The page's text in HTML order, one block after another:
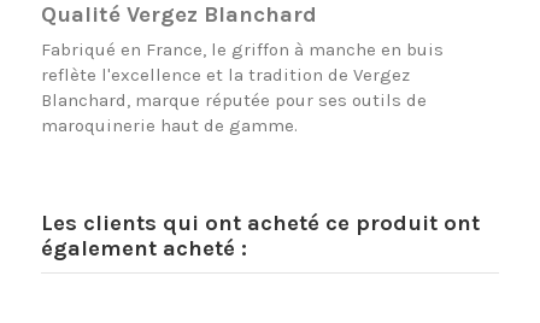
Qualité Vergez Blanchard
Fabriqué en France, le griffon à manche en buis
reflète l'excellence et la tradition de Vergez
Blanchard, marque réputée pour ses outils de
maroquinerie haut de gamme.
Les clients qui ont acheté ce produit ont
également acheté :